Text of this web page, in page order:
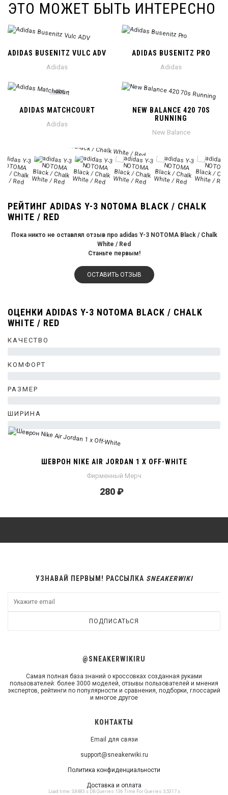
ЭТО МОЖЕТ БЫТЬ ИНТЕРЕСНО
ADIDAS BUSENITZ VULC ADV
Adidas
ADIDAS BUSENITZ PRO
Adidas
ADIDAS MATCHCOURT
Adidas
NEW BALANCE 420 70S
RUNNING
New Balance
РЕЙТИНГ ADIDAS Y-3 NOTOMA BLACK / CHALK
WHITE / RED
Пока никто не оставлял отзыв про adidas Y-3 NOTOMA Black / Chalk
White / Red
Станьте первым!
ОСТАВИТЬ ОТЗЫВ
ОЦЕНКИ ADIDAS Y-3 NOTOMA BLACK / CHALK
WHITE / RED
КАЧЕСТВО
КОМФОРТ
РАЗМЕР
ШИРИНА
0%
ШЕВРОН NIKE AIR JORDAN 1 X OFF-WHITE
Фирменный Мерч
280 ₽
КОНТАКТЫ
Email для связи
support@sneakerwiki.ru
Политика конфиденциальности
Доставка и оплата
Load time: 3,8483 s DB Queries: 136 Time For Queries: 3,5317 s
@SNEAKERWIKIRU
Самая полная база знаний о кроссовках созданная руками
пользователей: более 3000 моделей, отзывы пользователей и мнения
экспертов, рейтинги по популярности и сравнения, подборки, глоссарий
и многое другое
УЗНАВАЙ ПЕРВЫМ! РАССЫЛКА SNEAKERWIKI
ПОДПИСАТЬСЯ